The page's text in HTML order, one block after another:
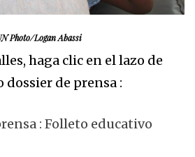
Photo/Logan Abassi
haga clic en el lazo de
dossier de prensa :
: Folleto educativo